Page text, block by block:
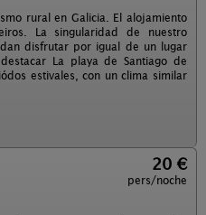
rural en Galicia. El alojamiento
La singularidad de nuestro
disfrutar por igual de un lugar
La playa de Santiago de
estivales, con un clima similar
20 €
pers/noche